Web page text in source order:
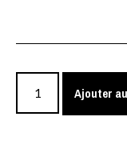
Ajouter